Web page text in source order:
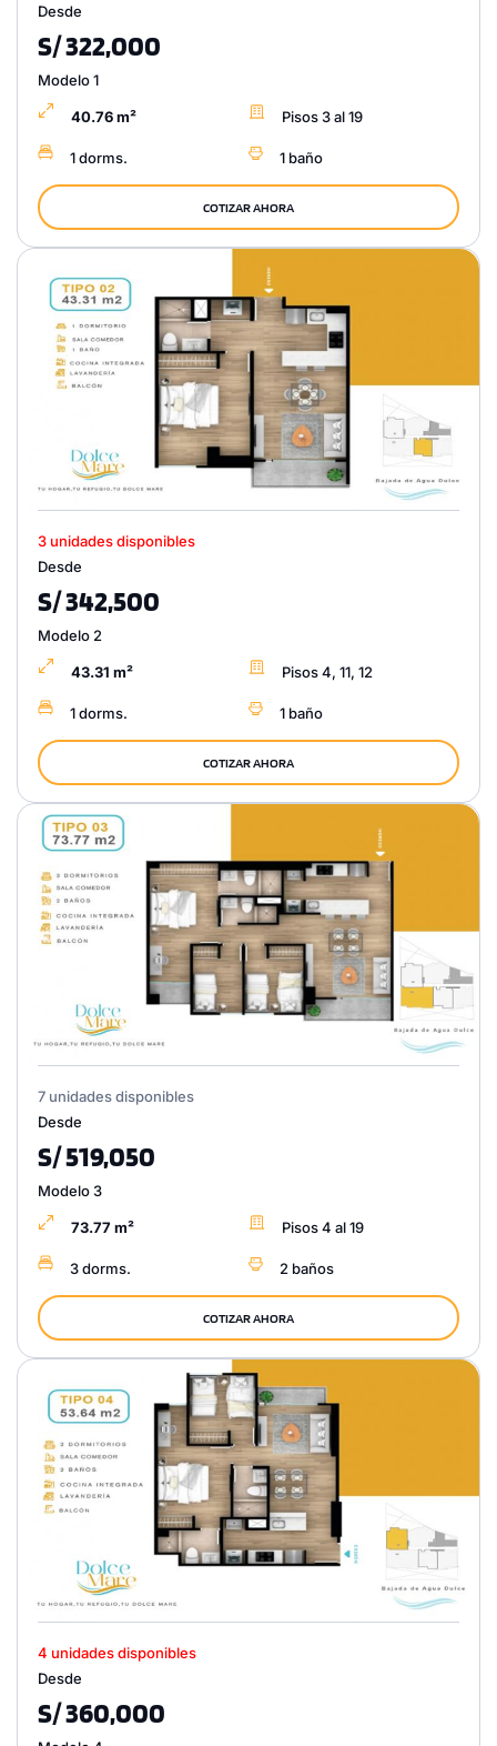
Desde
S/ 322,000
Modelo 1
40.76 m² Pisos 3 al 19
1 dorms. 1 baño
COTIZAR AHORA
3 unidades disponibles
Desde
S/ 342,500
Modelo 2
43.31 m² Pisos 4, 11, 12
1 dorms. 1 baño
COTIZAR AHORA
7 unidades disponibles
Desde
S/ 519,050
Modelo 3
73.77 m² Pisos 4 al 19
3 dorms. 2 baños
COTIZAR AHORA
4 unidades disponibles
Desde
S/ 360,000